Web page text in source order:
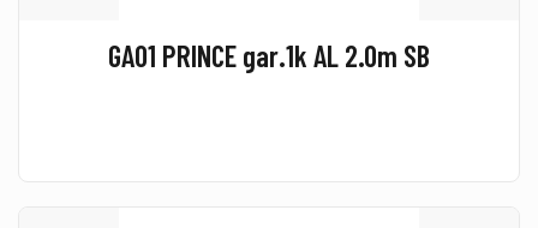
GA01 PRINCE gar.1k AL 2.0m SB